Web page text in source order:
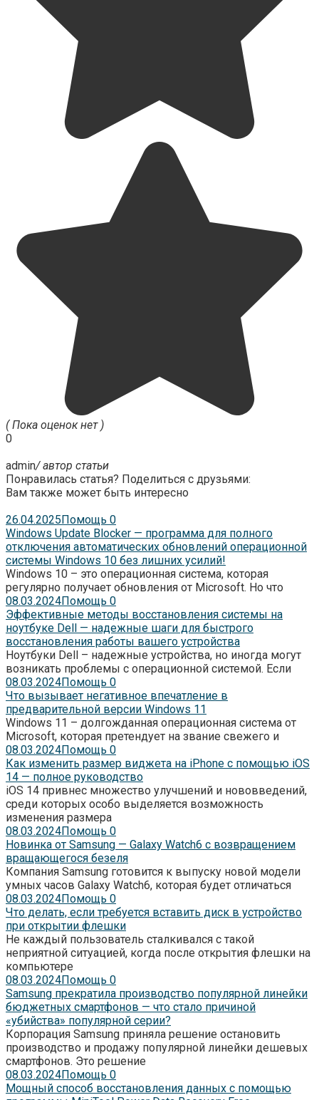
( Пока оценок нет )
0
admin/ автор статьи
Понравилась статья? Поделиться с друзьями:
Вам также может быть интересно
26.04.2025Помощь 0
Windows Update Blocker — программа для полного
отключения автоматических обновлений операционной
системы Windows 10 без лишних усилий!
Windows 10 – это операционная система, которая
регулярно получает обновления от Microsoft. Но что
08.03.2024Помощь 0
Эффективные методы восстановления системы на
ноутбуке Dell — надежные шаги для быстрого
восстановления работы вашего устройства
Ноутбуки Dell – надежные устройства, но иногда могут
возникать проблемы с операционной системой. Если
08.03.2024Помощь 0
Что вызывает негативное впечатление в
предварительной версии Windows 11
Windows 11 – долгожданная операционная система от
Microsoft, которая претендует на звание свежего и
08.03.2024Помощь 0
Как изменить размер виджета на iPhone с помощью iOS
14 — полное руководство
iOS 14 привнес множество улучшений и нововведений,
среди которых особо выделяется возможность
изменения размера
08.03.2024Помощь 0
Новинка от Samsung — Galaxy Watch6 с возвращением
вращающегося безеля
Компания Samsung готовится к выпуску новой модели
умных часов Galaxy Watch6, которая будет отличаться
08.03.2024Помощь 0
Что делать, если требуется вставить диск в устройство
при открытии флешки
Не каждый пользователь сталкивался с такой
неприятной ситуацией, когда после открытия флешки на
компьютере
08.03.2024Помощь 0
Samsung прекратила производство популярной линейки
бюджетных смартфонов — что стало причиной
«убийства» популярной серии?
Корпорация Samsung приняла решение остановить
производство и продажу популярной линейки дешевых
смартфонов. Это решение
08.03.2024Помощь 0
Мощный способ восстановления данных с помощью